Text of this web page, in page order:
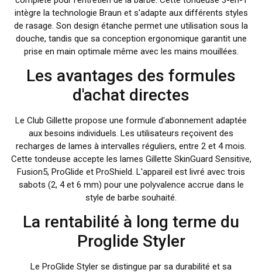
intègre la technologie Braun et s'adapte aux différents styles
de rasage. Son design étanche permet une utilisation sous la
douche, tandis que sa conception ergonomique garantit une
prise en main optimale même avec les mains mouillées.
Les avantages des formules
d'achat directes
Le Club Gillette propose une formule d'abonnement adaptée
aux besoins individuels. Les utilisateurs reçoivent des
recharges de lames à intervalles réguliers, entre 2 et 4 mois.
Cette tondeuse accepte les lames Gillette SkinGuard Sensitive,
Fusion5, ProGlide et ProShield. L'appareil est livré avec trois
sabots (2, 4 et 6 mm) pour une polyvalence accrue dans le
style de barbe souhaité.
La rentabilité à long terme du
Proglide Styler
Le ProGlide Styler se distingue par sa durabilité et sa